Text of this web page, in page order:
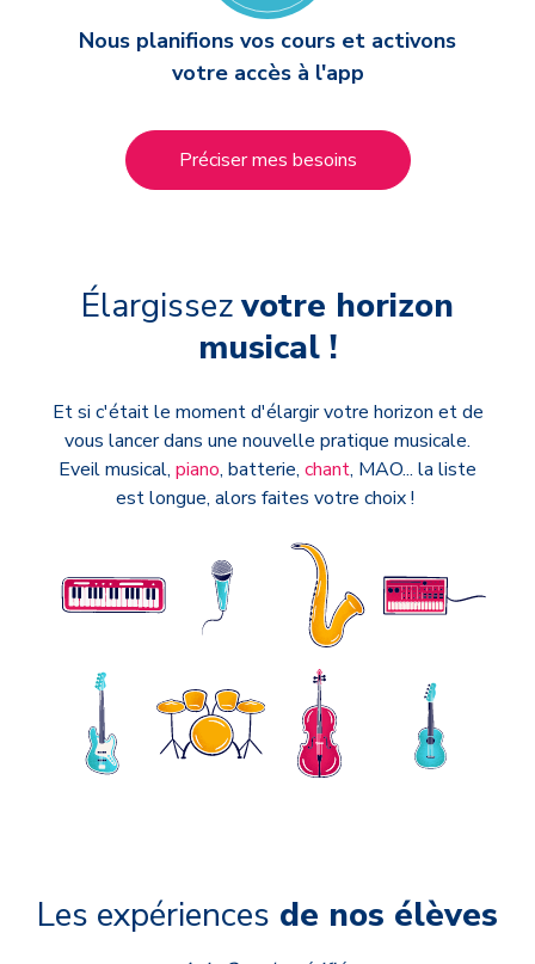
Nous planifions vos cours et activons
votre accès à l'app
Préciser mes besoins
Élargissezvotre horizon
musical !
Et si c'était le moment d'élargir votre horizon et de
vous lancer dans une nouvelle pratique musicale.
Eveil musical, piano, batterie, chant, MAO... la liste
est longue, alors faites votre choix !
Les expériences de nos élèves